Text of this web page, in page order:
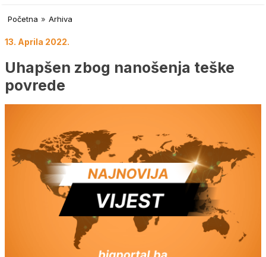
Početna » Arhiva
13. Aprila 2022.
Uhapšen zbog nanošenja teške
povrede